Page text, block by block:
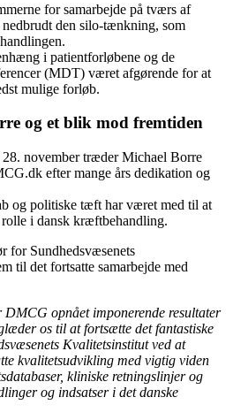
for samarbejde på tværs af
den silo-tænkning, som
i patientforløbene og de
(MDT) været afgørende for at
mulige forløb.
og et blik mod fremtiden
28. november træder Michael Borre
efter mange års dedikation og
og politiske tæft har været med til at
i dansk kræftbehandling.
for Sundhedsvæsenets
til det fortsatte samarbejde med
DMCG opnået imponerende resultater
os til at fortsætte det fantastiske
Kvalitetsinstitut ved at
kvalitetsudvikling med vigtig viden
kliniske retningslinjer og
og indsatser i det danske